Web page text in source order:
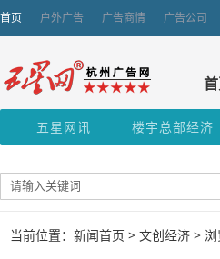
首页 户外广告 广告商情 广告公司
五星网讯 楼宇总部经济
当前位置：新闻首页 > 文创经济 >